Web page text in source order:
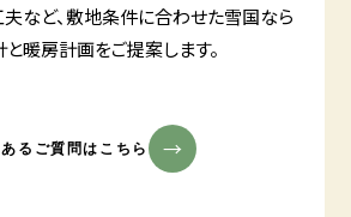
など、敷地条件に合わせた雪国なら
暖房計画をご提案します。
るご質問はこちら